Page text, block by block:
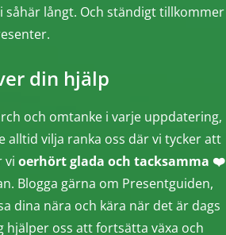
långt. Och ständigt tillkommer
din hjälp
och omtanke i varje uppdatering,
vilja ranka oss där vi tycker att
vi oerhört glada och tacksamma ❤️
Blogga gärna om Presentguiden,
dina nära och kära när det är dags
oss att fortsätta växa och